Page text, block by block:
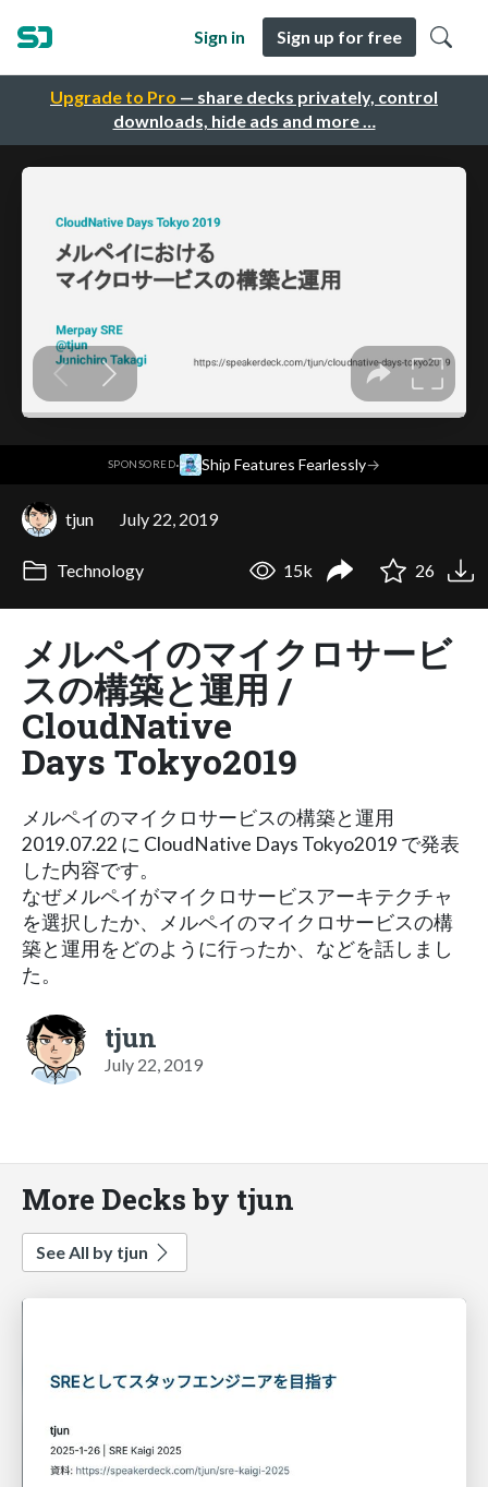
Upgrade to Pro — share decks privately, control
downloads, hide ads and more …
Sign in Sign up for free
SPONSORED· Ship Features Fearlessly→
tjun July 22, 2019
Technology 15k 26
メルペイのマイクロサービ
スの構築と運用 /
CloudNative
Days Tokyo2019
メルペイのマイクロサービスの構築と運用
2019.07.22 に CloudNative Days Tokyo2019 で発表
した内容です。
なぜメルペイがマイクロサービスアーキテクチャ
を選択したか、メルペイのマイクロサービスの構
築と運用をどのように行ったか、などを話しまし
た。
tjun
July 22, 2019
More Decks by tjun
See All by tjun